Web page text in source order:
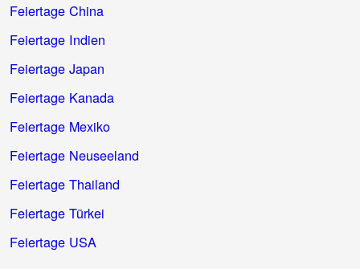
Feiertage China
Feiertage Indien
Feiertage Japan
Feiertage Kanada
Feiertage Mexiko
Feiertage Neuseeland
Feiertage Thailand
Feiertage Türkei
Feiertage USA